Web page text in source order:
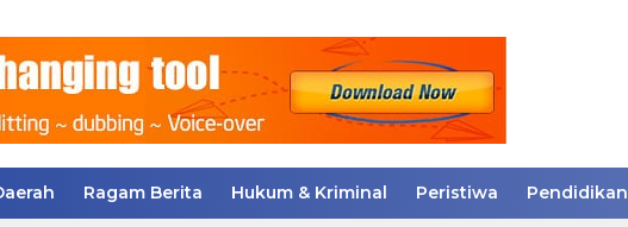
Ragam Berita Hukum & Kriminal Peristiwa Pendidikan